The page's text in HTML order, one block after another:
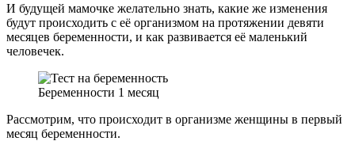
И будущей мамочке желательно знать, какие же изменения
будут происходить с её организмом на протяжении девяти
месяцев беременности, и как развивается её маленький
человечек.
Беременности 1 месяц
Рассмотрим, что происходит в организме женщины в первый
месяц беременности.